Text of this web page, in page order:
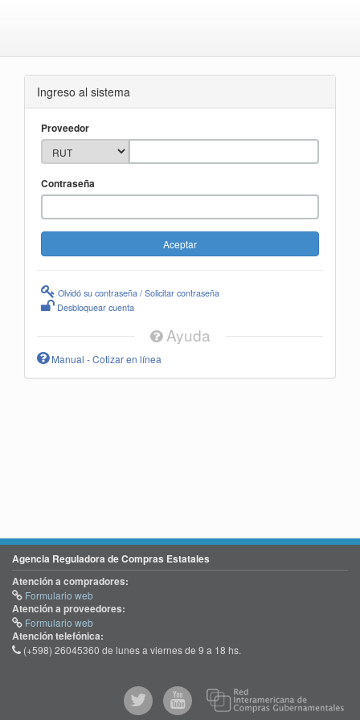
Ingreso al sistema
Proveedor
Contraseña
Olvidó su contraseña / Solicitar contraseña
Desbloquear cuenta
Ayuda
Manual - Cotizar en línea
Agencia Reguladora de Compras Estatales
Atención a compradores:
Formulario web
Atención a proveedores:
Formulario web
Atención telefónica:
(+598) 26045360 de lunes a viernes de 9 a 18 hs.
@comprasgubuy
ACCE